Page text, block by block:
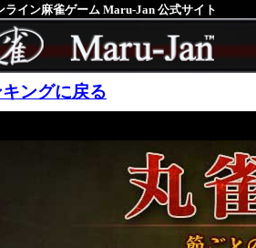
ライン麻雀ゲーム Maru-Jan 公式サイト
ングに戻る